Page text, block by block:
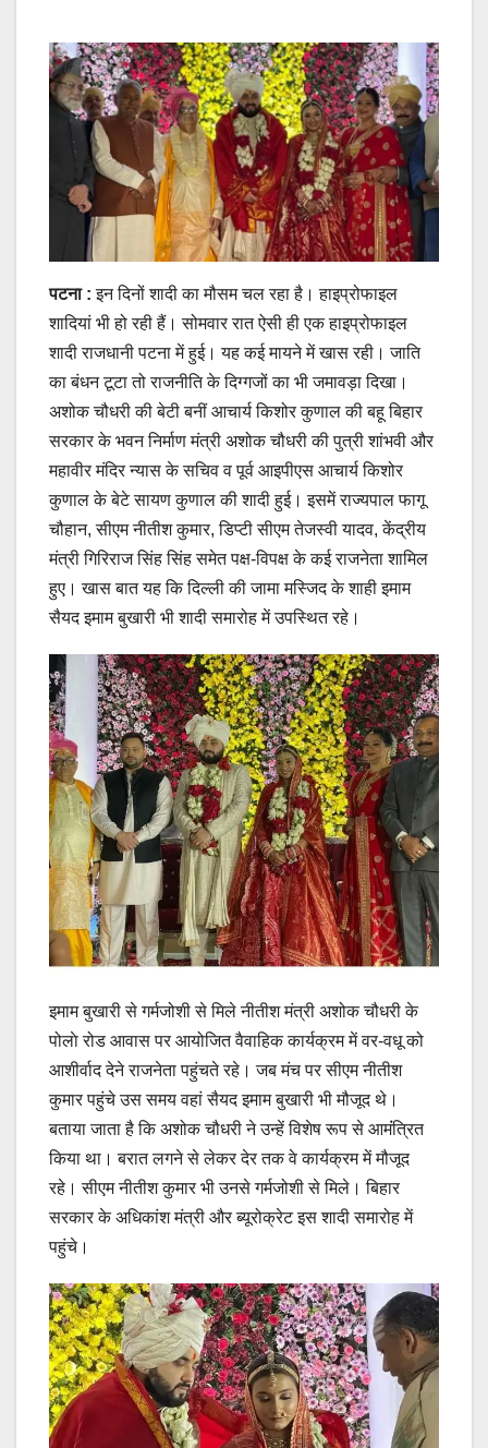
पटना : इन दिनों शादी का मौसम चल रहा है। हाइप्रोफाइल
शादियां भी हो रही हैं। सोमवार रात ऐसी ही एक हाइप्रोफाइल
शादी राजधानी पटना में हुई। यह कई मायने में खास रही। जाति
का बंधन टूटा तो राजनीति के दिग्‍गजों का भी जमावड़ा दिखा।
अशोक चौधरी की बेटी बनीं आचार्य किशोर कुणाल की बहू बिहार
सरकार के भवन निर्माण मंत्री अशोक चौधरी की पुत्री शांभवी और
महावीर मंदिर न्‍यास के सचिव व पूर्व आइपीएस आचार्य किशोर
कुणाल के बेटे सायण कुणाल की शादी हुई। इसमें राज्‍यपाल फागू
चौहान, सीएम नीतीश कुमार, डिप्‍टी सीएम तेजस्‍वी यादव, केंद्रीय
मंत्री गिरिराज सिंह सिंह समेत पक्ष-विपक्ष के कई राजनेता शामिल
हुए। खास बात यह कि दिल्‍ली की जामा मस्जिद के शाही इमाम
सैयद इमाम बुखारी भी शादी समारोह में उपस्थित रहे।
इमाम बुखारी से गर्मजोशी से मिले नीतीश मंत्री अशोक चौधरी के
पोलाे रोड आवास पर आयोजित वैवाहिक कार्यक्रम में वर-वधू को
आशीर्वाद देने राजनेता पहुंचते रहे। जब मंच पर सीएम नीतीश
कुमार पहुंचे उस समय वहां सैयद इमाम बुखारी भी मौजूद थे।
बताया जाता है कि अशोक चौधरी ने उन्‍हें विशेष रूप से आमंंत्रित
किया था। बरात लगने से लेकर देर तक वे कार्यक्रम में मौजूद
रहे। सीएम नीतीश कुमार भी उनसे गर्मजोशी से मिले। बिहार
सरकार के अधिकांश मंत्री और ब्‍यूरोक्रेट इस शादी समारोह में
पहुंचे।